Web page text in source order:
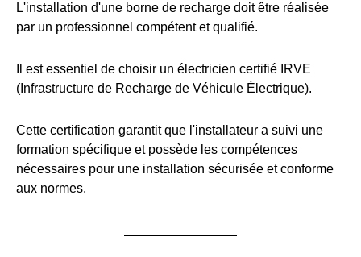
L'installation d'une borne de recharge doit être réalisée
par un professionnel compétent et qualifié.
Il est essentiel de choisir un électricien certifié IRVE
(Infrastructure de Recharge de Véhicule Électrique).
Cette certification garantit que l'installateur a suivi une
formation spécifique et possède les compétences
nécessaires pour une installation sécurisée et conforme
aux normes.